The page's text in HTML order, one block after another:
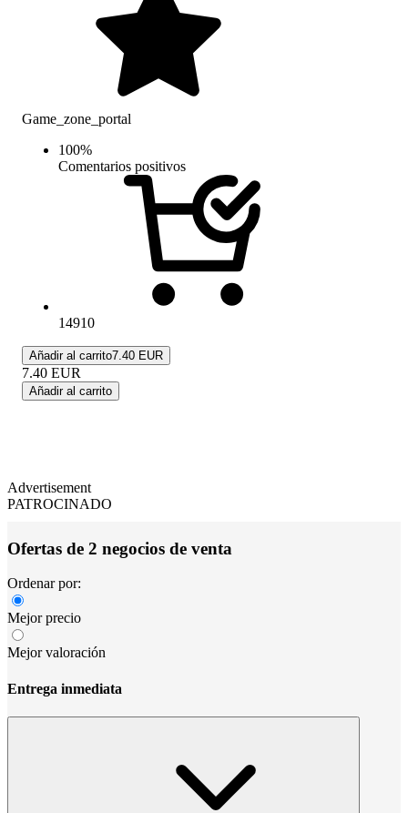
Game_zone_portal
100%
Comentarios positivos
14910
Añadir al carrito7.40 EUR
7.40 EUR
Añadir al carrito
Advertisement
PATROCINADO
Ofertas de 2 negocios de venta
Ordenar por:
Mejor precio
Mejor valoración
Entrega inmediata